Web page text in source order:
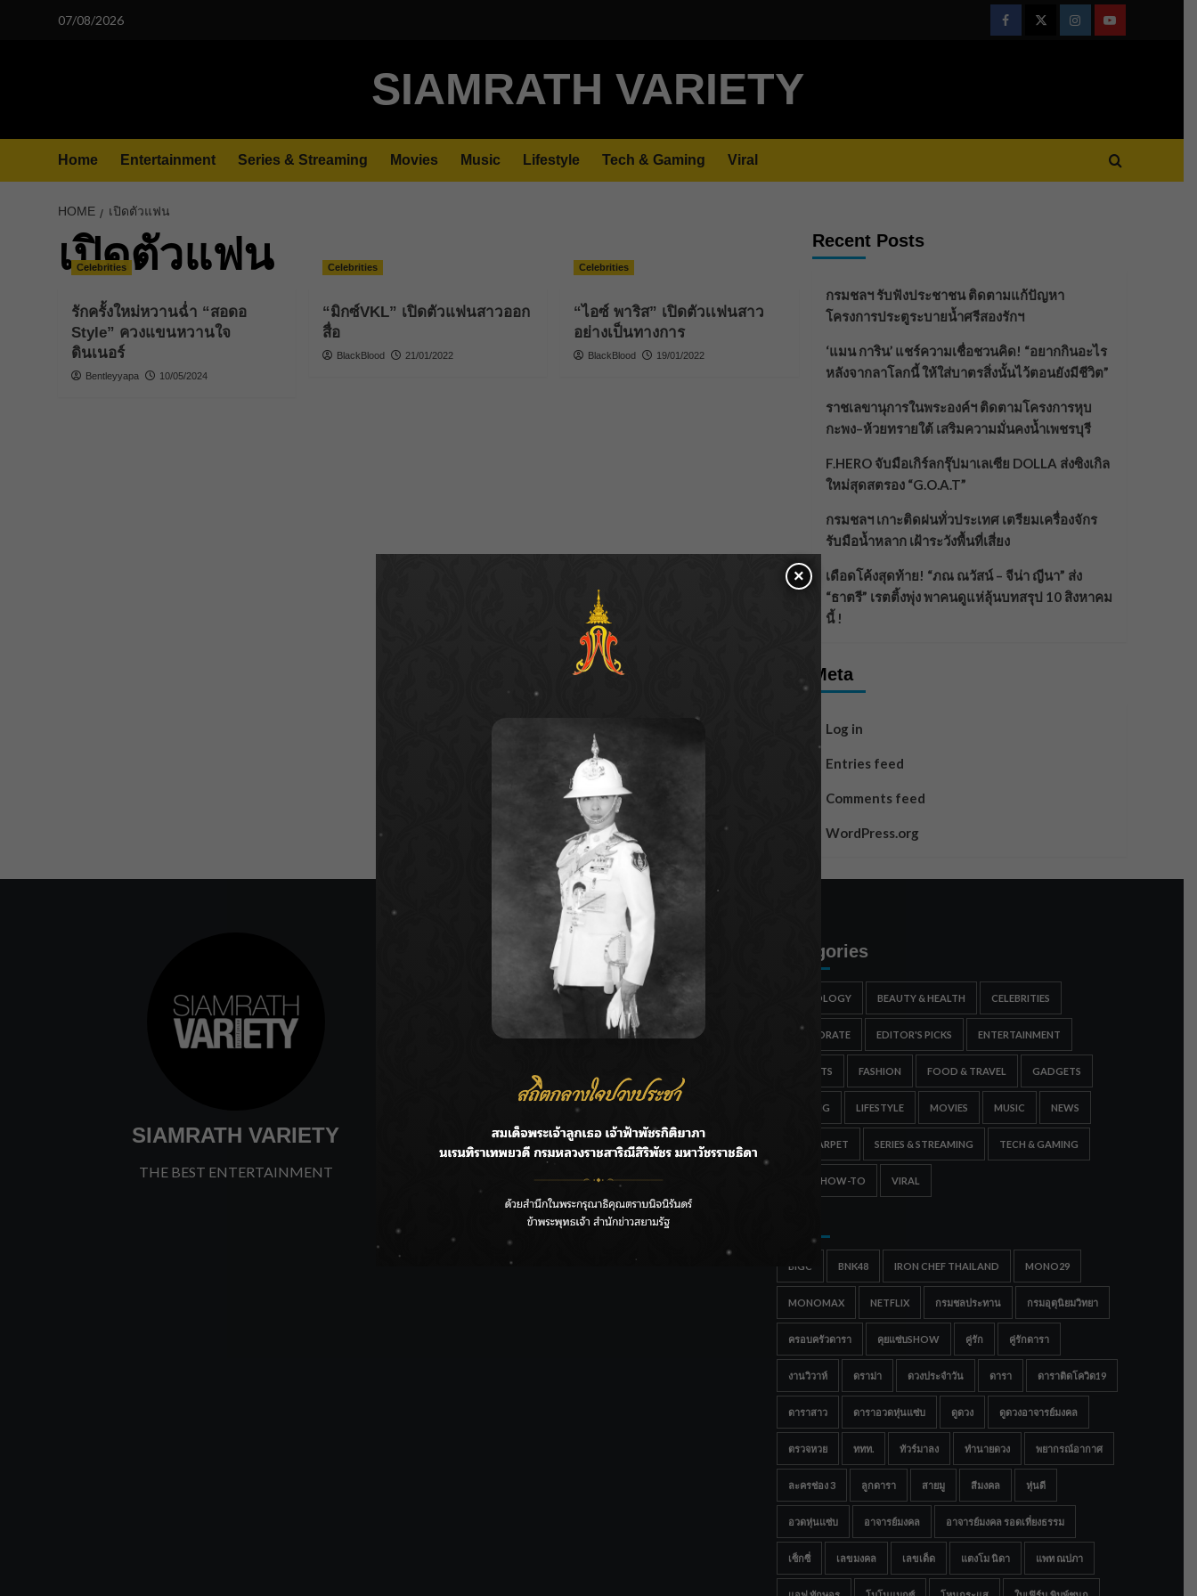
07/08/2026
FacebookTwitterInstagramYoutube
SIAMRATH VARIETY
Home Entertainment Series & Streaming Movies Music Lifestyle Tech & Gaming Viral
HOME เปิดตัวแฟน
เปิดตัวแฟน
Celebrities
รักครั้งใหม่หวานฉ่ำ “สอดอ
Style” ควงแขนหวานใจ
ดินเนอร์
Bentleyyapa 10/05/2024
Celebrities
“มิกซ์VKL” เปิดตัวแฟนสาวออก
สื่อ
BlackBlood 21/01/2022
Celebrities
“ไอซ์ พาริส” เปิดตัวเเฟนสาว
อย่างเป็นทางการ
BlackBlood 19/01/2022
Recent Posts
กรมชลฯ รับฟังประชาชน ติดตามแก้ปัญหา
โครงการประตูระบายน้ำศรีสองรักฯ
‘แมน การิน’ แชร์ความเชื่อชวนคิด! “อยากกินอะไร
หลังจากลาโลกนี้ ให้ใส่บาตรสิ่งนั้นไว้ตอนยังมีชีวิต”
ราชเลขานุการในพระองค์ฯ ติดตามโครงการหุบ
กะพง–ห้วยทรายใต้ เสริมความมั่นคงน้ำเพชรบุรี
F.HERO จับมือเกิร์ลกรุ๊ปมาเลเซีย DOLLA ส่งซิงเกิล
ใหม่สุดสตรอง “G.O.A.T”
กรมชลฯ เกาะติดฝนทั่วประเทศ เตรียมเครื่องจักร
รับมือน้ำหลาก เฝ้าระวังพื้นที่เสี่ยง
เดือดโค้งสุดท้าย! “ภณ ณวัสน์ – จีน่า ญีนา” ส่ง
“ธาตรี” เรตติ้งพุ่ง พาคนดูแห่ลุ้นบทสรุป 10 สิงหาคม
นี้ !
Meta
Log in
Entries feed
Comments feed
WordPress.org
SIAMRATH VARIETY
THE BEST ENTERTAINMENT
กรมชลฯ รับฟังประชาชน ติดตามแก้ปัญหาโครงการประตู
ลาโลกนี้ ให้ใส่บาตรสิ่งนั้นไว้ตอนยังมีชีวิต”
ราชเลขานุการในพระองค์ฯ ติดตามโครงการหุบกะพง–ห้วย
ทรายใต้ เสริมความมั่นคงน้ำเพชรบุรี
ตรอง “G.O.A.T”
กรมชลฯ เกาะติดฝนทั่วประเทศ เตรียมเครื่องจักรรับมือน้ำ
Categories
ASTROLOGY BEAUTY & HEALTH CELEBRITIES
CORPORATE EDITOR'S PICKS ENTERTAINMENT
ESPORTS FASHION FOOD & TRAVEL GADGETS
GAMING LIFESTYLE MOVIES MUSIC NEWS
RED CARPET SERIES & STREAMING TECH & GAMING
TIPS & HOW-TO VIRAL
BIGC BNK48 IRON CHEF THAILAND MONO29
MONOMAX NETFLIX กรมชลประทาน กรมอุตุนิยมวิทยา
ครอบครัวดารา คุยแซ่บSHOW คู่รัก คู่รักดารา
งานวิวาห์ ดราม่า ดวงประจำวัน ดารา ดาราติดโควิด19
ดาราสาว ดาราอวดหุ่นแซ่บ ดูดวง ดูดวงอาจารย์มงคล
ตรวจหวย ททท. ทัวร์มาลง ทำนายดวง พยากรณ์อากาศ
ละครช่อง 3 ลูกดารา สายมู สีมงคล หุ่นดี
อวดหุ่นแซ่บ อาจารย์มงคล อาจารย์มงคล รอดเที่ยงธรรม
เซ็กซี่ เลขมงคล เลขเด็ด แตงโม นิดา แพท ณปภา
×